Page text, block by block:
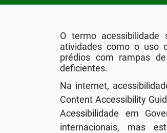
O termo
atividades como o uso
prédios com rampas
deficientes.
Na internet,
Content Accessibility
Acessibilidade em
internacionais, mas